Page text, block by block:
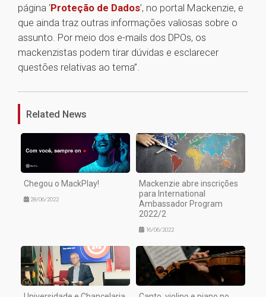
página ‘Proteção de Dados’, no portal Mackenzie, e
que ainda traz outras informações valiosas sobre o
assunto. Por meio dos e-mails dos DPOs, os
mackenzistas podem tirar dúvidas e esclarecer
questões relativas ao tema”.
1
Related News
Chegou o MackPlay!
28/06/2022
Mackenzie abre inscrições
para International
Ambassador Program
2022/2
16/06/2022